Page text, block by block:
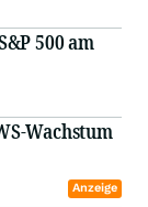
500 am
Wachstum
Anzeige